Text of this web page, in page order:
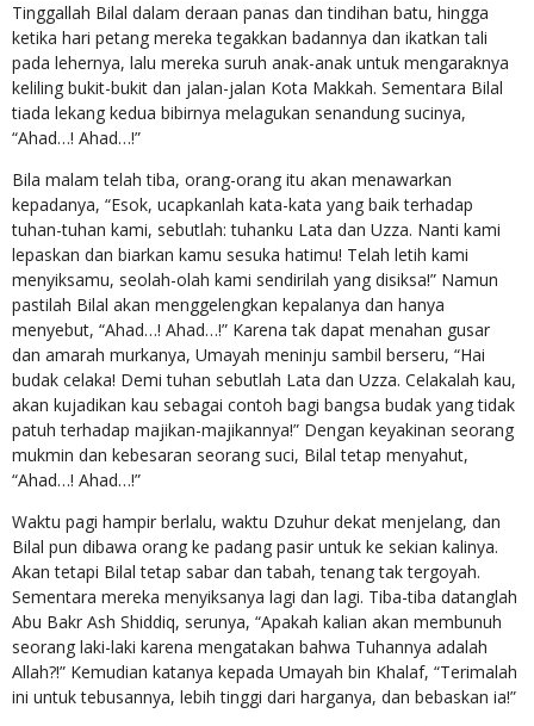
Tinggallah Bilal dalam deraan panas dan tindihan batu, hingga
ketika hari petang mereka tegakkan badannya dan ikatkan tali
pada lehernya, lalu mereka suruh anak-anak untuk mengaraknya
keliling bukit-bukit dan jalan-jalan Kota Makkah. Sementara Bilal
tiada lekang kedua bibirnya melagukan senandung sucinya,
“Ahad…! Ahad…!”
Bila malam telah tiba, orang-orang itu akan menawarkan
kepadanya, “Esok, ucapkanlah kata-kata yang baik terhadap
tuhan-tuhan kami, sebutlah: tuhanku Lata dan Uzza. Nanti kami
lepaskan dan biarkan kamu sesuka hatimu! Telah letih kami
menyiksamu, seolah-olah kami sendirilah yang disiksa!” Namun
pastilah Bilal akan menggelengkan kepalanya dan hanya
menyebut, “Ahad…! Ahad…!” Karena tak dapat menahan gusar
dan amarah murkanya, Umayah meninju sambil berseru, “Hai
budak celaka! Demi tuhan sebutlah Lata dan Uzza. Celakalah kau,
akan kujadikan kau sebagai contoh bagi bangsa budak yang tidak
patuh terhadap majikan-majikannya!” Dengan keyakinan seorang
mukmin dan kebesaran seorang suci, Bilal tetap menyahut,
“Ahad…! Ahad…!”
Waktu pagi hampir berlalu, waktu Dzuhur dekat menjelang, dan
Bilal pun dibawa orang ke padang pasir untuk ke sekian kalinya.
Akan tetapi Bilal tetap sabar dan tabah, tenang tak tergoyah.
Sementara mereka menyiksanya lagi dan lagi. Tiba-tiba datanglah
Abu Bakr Ash Shiddiq, serunya, “Apakah kalian akan membunuh
seorang laki-laki karena mengatakan bahwa Tuhannya adalah
Allah?!” Kemudian katanya kepada Umayah bin Khalaf, “Terimalah
ini untuk tebusannya, lebih tinggi dari harganya, dan bebaskan ia!”